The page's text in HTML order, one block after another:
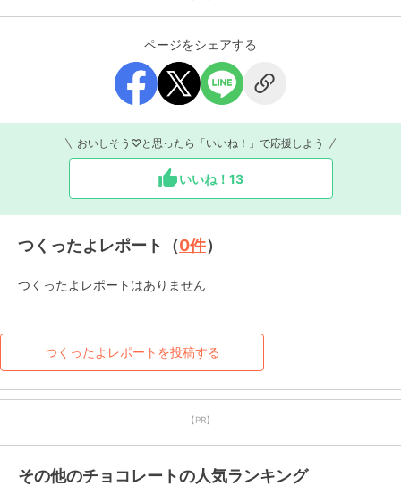
ページをシェアする
おいしそう♡と思ったら「いいね！」で応援しよう
いいね！ 13
つくったよレポート（0件）
つくったよレポートはありません
つくったよレポートを投稿する
【PR】
その他のチョコレートの人気ランキング